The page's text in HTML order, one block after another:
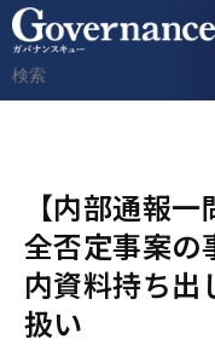
コン
【内部通報
全否定事案の
内資料持ち出
扱い